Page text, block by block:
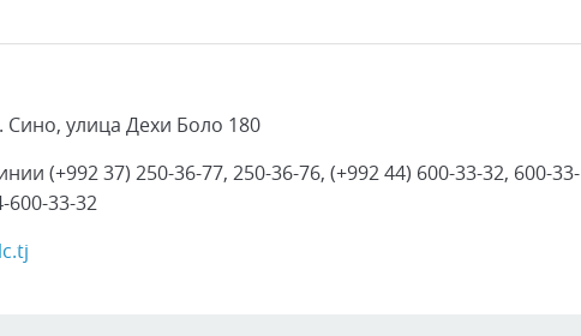
Сино, улица Дехи Боло 180
(+992 37) 250-36-77, 250-36-76, (+992 44) 600-33-32, 600-33-
600-33-32